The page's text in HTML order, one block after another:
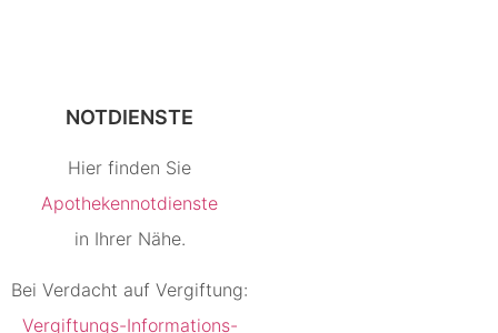
NOTDIENSTE
Hier finden Sie
Apothekennotdienste
in Ihrer Nähe.
Bei Verdacht auf Vergiftung:
Vergiftungs-Informations-